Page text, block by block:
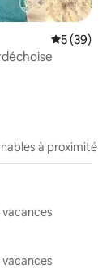
5 (39)
à proximité